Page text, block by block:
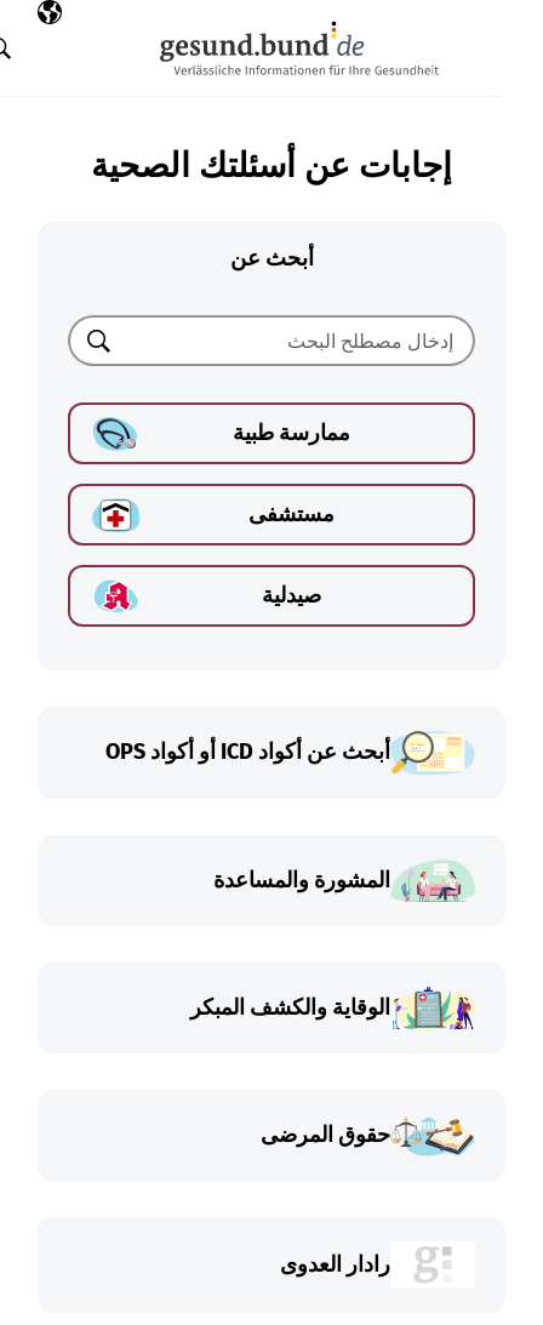
اللغة
البحث
إجابات عن أسئلتك الصحية
أبحث عن
ممارسة طبية
مستشفى
صيدلية
أبحث عن أكواد ICD أو أكواد OPS
المشورة والمساعدة
الوقاية والكشف المبكر
حقوق المرضى
رادار العدوى